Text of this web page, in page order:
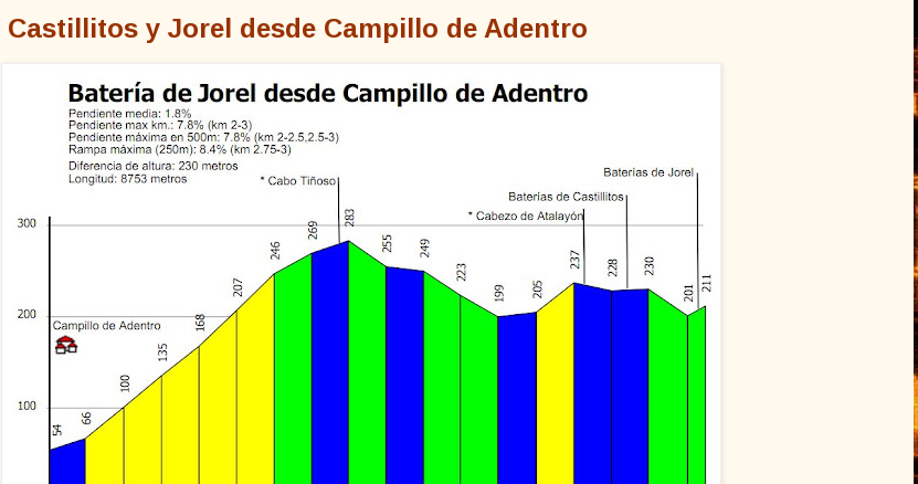
Castillitos y Jorel desde Campillo de Adentro